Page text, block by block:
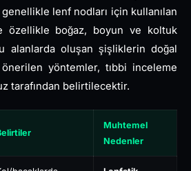
lenf nodları için kullanılan
özellikle boğaz, boyun ve koltuk
alanlarda oluşan şişliklerin doğal
yöntemler, tıbbi inceleme
tarafından belirtilecektir.
Muhtemel
Nedenler